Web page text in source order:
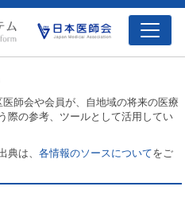
師会や会員が、自地域の将来の医療
際の参考、ツールとして活用してい
典は、各情報のソースについてをご